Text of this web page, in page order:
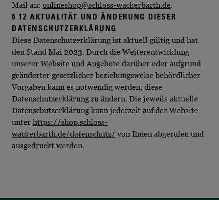
Mail an: onlineshop@schloss-wackerbarth.de.
§ 12 AKTUALITÄT UND ÄNDERUNG DIESER
DATENSCHUTZERKLÄRUNG
Diese Datenschutzerklärung ist aktuell gültig und hat
den Stand Mai 2023. Durch die Weiterentwicklung
unserer Website und Angebote darüber oder aufgrund
geänderter gesetzlicher beziehungsweise behördlicher
Vorgaben kann es notwendig werden, diese
Datenschutzerklärung zu ändern. Die jeweils aktuelle
Datenschutzerklärung kann jederzeit auf der Website
unter https://shop.schloss-
wackerbarth.de/datenschutz/ von Ihnen abgerufen und
ausgedruckt werden.